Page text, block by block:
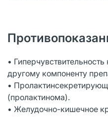
•
другому компоненту
•
(пролактинома).
• Желудочно-кишечное